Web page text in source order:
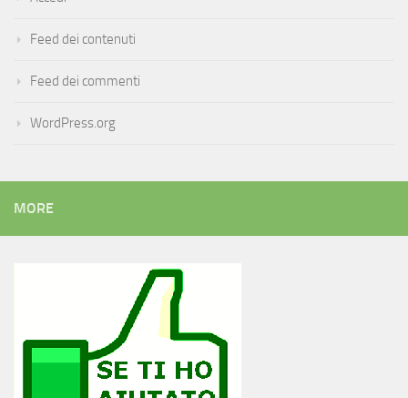
Feed dei contenuti
Feed dei commenti
WordPress.org
MORE